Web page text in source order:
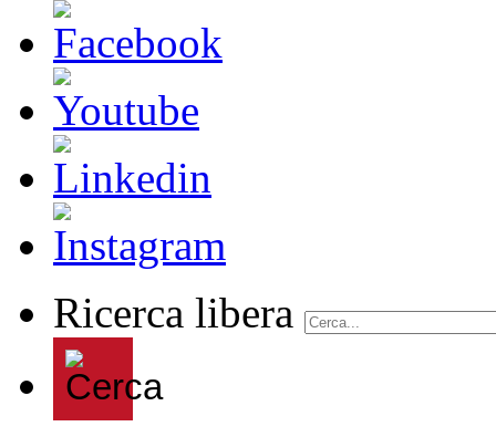
Ricerca libera